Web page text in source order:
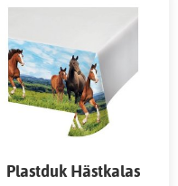
Plastduk Hästkalas